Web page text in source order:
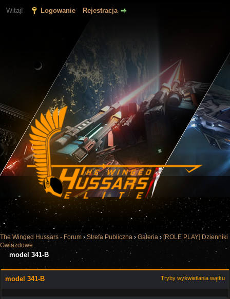
Witaj! Logowanie Rejestracja
The Winged Hussars - Forum ›Strefa Publiczna › Galeria › [ROLE PLAY] Dzienniki
Gwiazdowe
model 341-B
Tryby wyświetlania wątku
model 341-B